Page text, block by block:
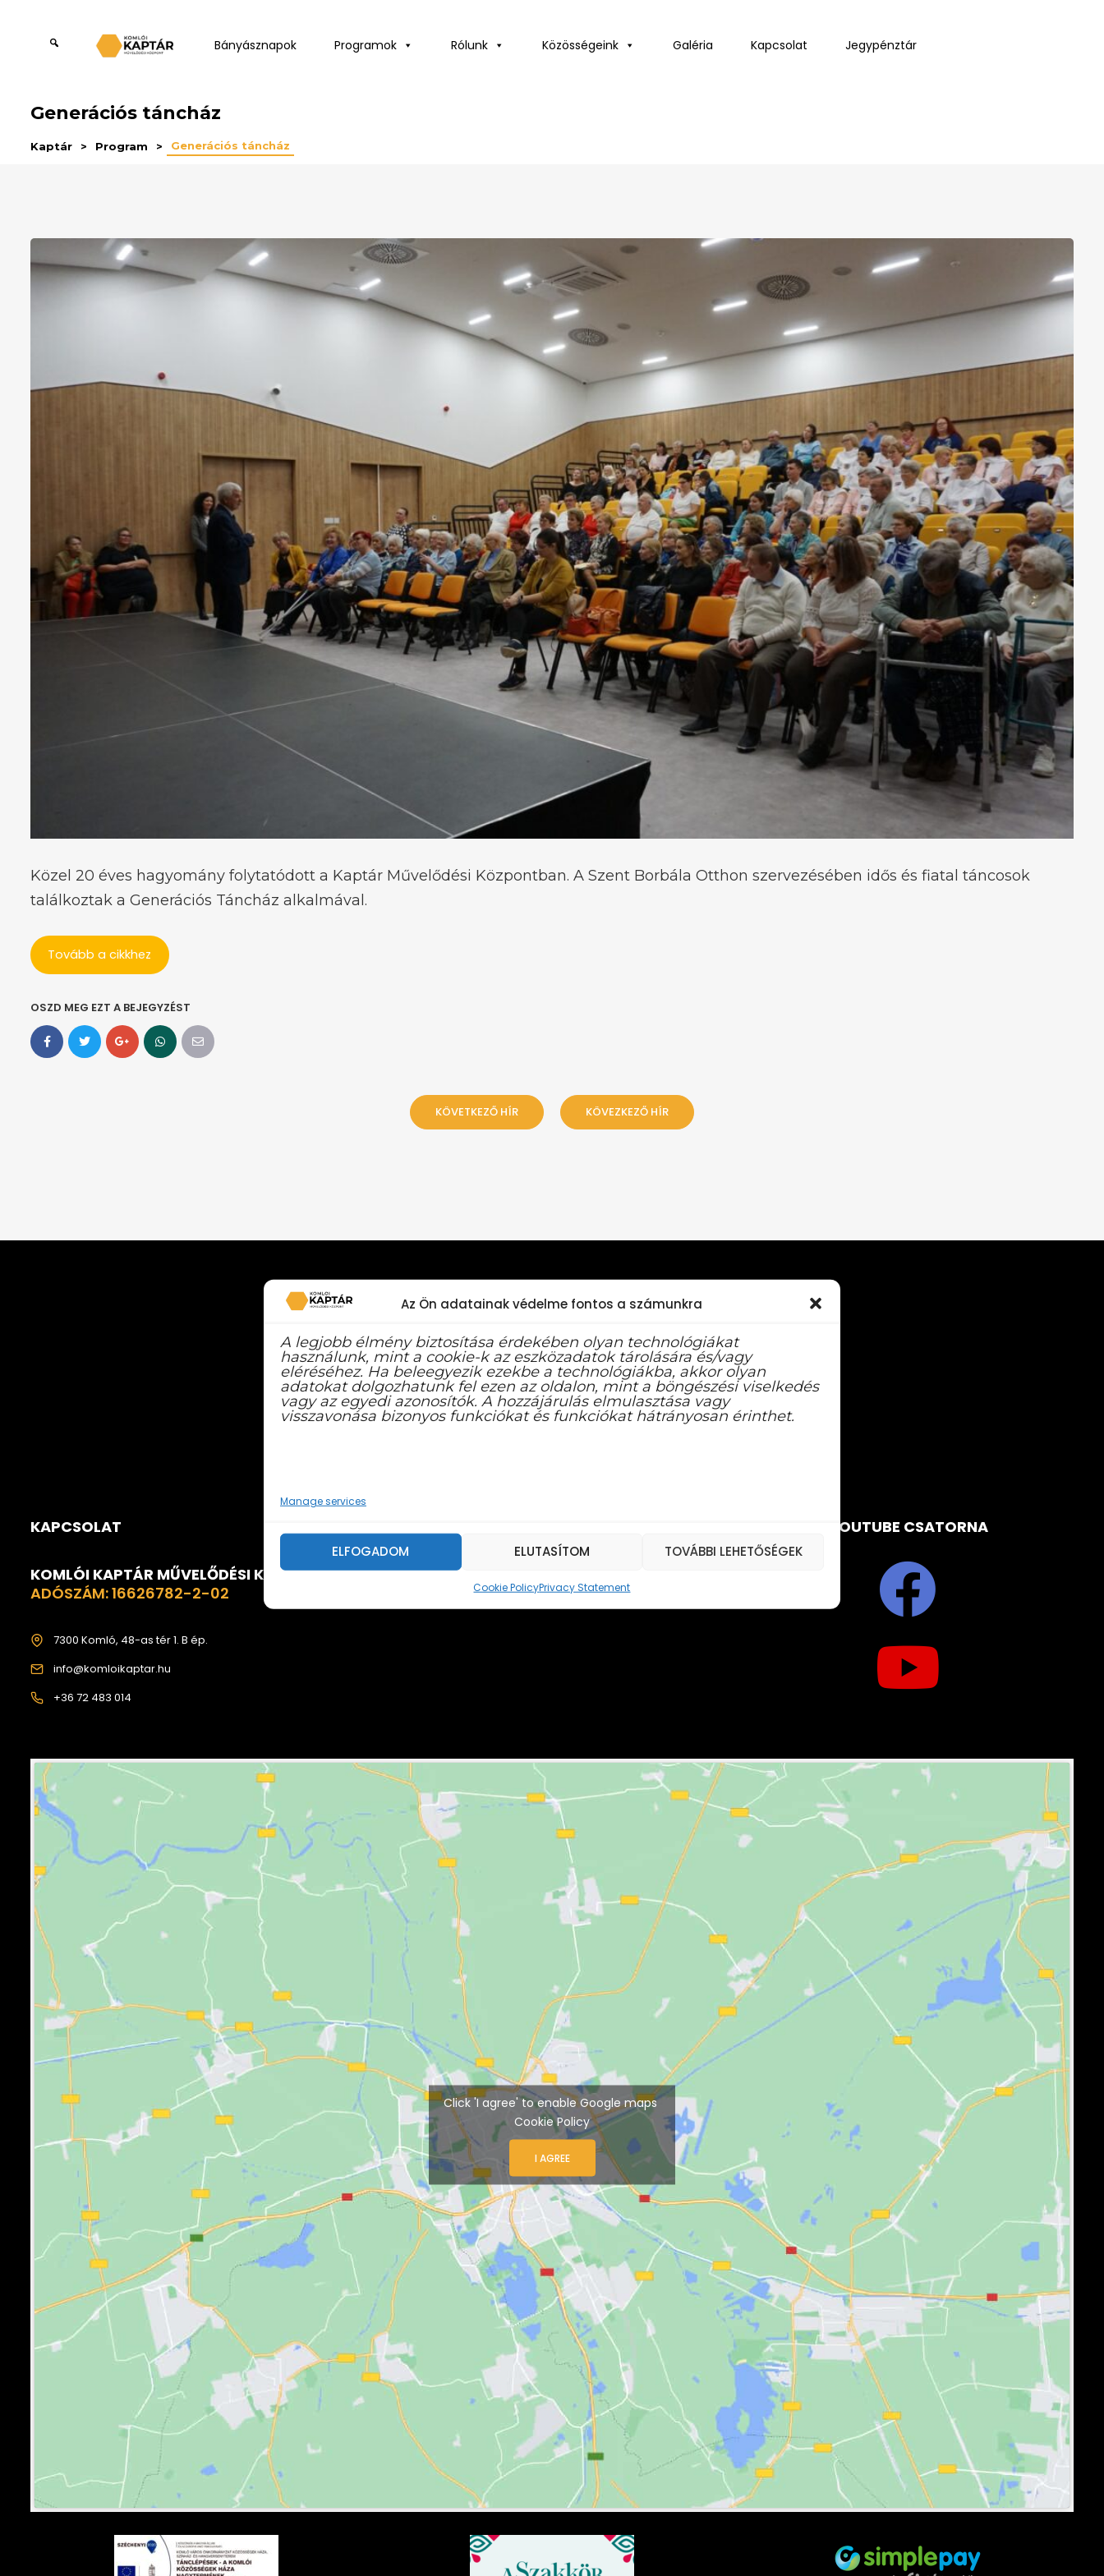
Az Ön adatainak védelme fontos a számunkra
A legjobb élmény biztosítása érdekében olyan technológiákat
használunk, mint a cookie-k az eszközadatok tárolására és/vagy
eléréséhez. Ha beleegyezik ezekbe a technológiákba, akkor olyan
adatokat dolgozhatunk fel ezen az oldalon, mint a böngészési viselkedés
vagy az egyedi azonosítók. A hozzájárulás elmulasztása vagy
visszavonása bizonyos funkciókat és funkciókat hátrányosan érinthet.
Manage services
ELFOGADOM ELUTASÍTOM TOVÁBBI LEHETŐSÉGEK
Cookie PolicyPrivacy Statement
Bányásznapok Programok Rólunk Közösségeink Galéria Kapcsolat Jegypénztár
Generációs táncház
Kaptár Program Generációs táncház
Közel 20 éves hagyomány folytatódott a Kaptár Művelődési Központban. A Szent Borbála Otthon szervezésében idős és fiatal táncosok
találkoztak a Generációs Táncház alkalmával.
Tovább a cikkhez
OSZD MEG EZT A BEJEGYZÉST
KÖVETKEZŐ HÍR KÖVEZKEZŐ HÍR
KAPCSOLAT
KOMLÓI KAPTÁR MŰVELŐDÉSI KÖZPONT
ADÓSZÁM: 16626782-2-02
7300 Komló, 48-as tér 1. B ép.
info@komloikaptar.hu
+36 72 483 014
FACEBOOK YOUTUBE CSATORNA
Click 'I agree' to enable Google maps
Cookie Policy
I AGREE